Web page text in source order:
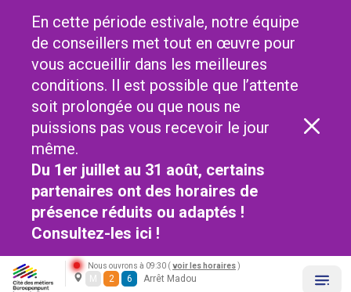
En cette période estivale, notre équipe
de conseillers met tout en œuvre pour
vous accueillir dans les meilleures
conditions. Il est possible que l’attente
soit prolongée ou que nous ne
puissions pas vous recevoir le jour
même.
Du 1er juillet au 31 août, certains
partenaires ont des horaires de
présence réduits ou adaptés !
Consultez-les ici !
Nous ouvrons à 09:30 ( voir les horaires )
M 2 6 Arrêt Madou